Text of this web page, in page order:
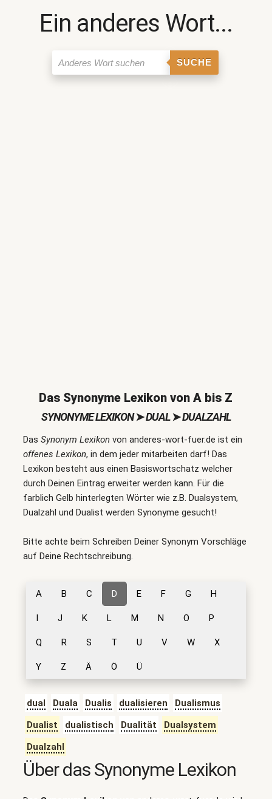
Ein anderes Wort...
SUCHE
Das Synonyme Lexikon von A bis Z
SYNONYME LEXIKON➤DUAL➤DUALZAHL
Das Synonym Lexikonvon anderes-wort-fuer.de ist ein
offenes Lexikon, in dem jeder mitarbeiten darf! Das
Lexikon besteht aus einen Basiswortschatz welcher
durch Deinen Eintrag erweiter werden kann. Für die
farblich Gelb hinterlegten Wörter wie z.B. Dualsystem,
Dualzahl und Dualist werden Synonyme gesucht!
Bitte achte beim Schreiben Deiner Synonym Vorschläge
auf Deine Rechtschreibung.
A B C D E F G H
I J K L M N O P
Q R S T U V W X
Y Z Ä Ö Ü
dual Duala Dualis dualisieren
Dualismus
Dualist
dualistisch Dualität
Dualsystem
Dualzahl
Über das Synonyme Lexikon